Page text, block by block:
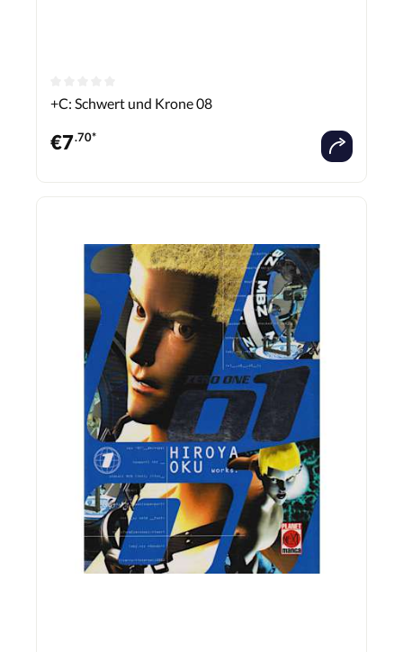
+C: Schwert und Krone 08
€7.70*